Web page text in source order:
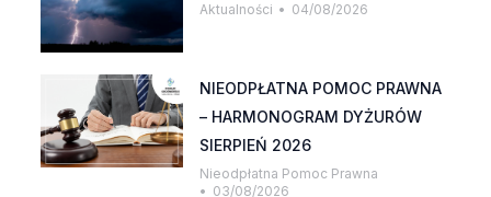
Aktualności 04/08/2026
NIEODPŁATNA POMOC PRAWNA
– HARMONOGRAM DYŻURÓW
SIERPIEŃ 2026
Nieodpłatna Pomoc Prawna
03/08/2026